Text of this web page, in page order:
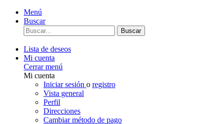
Menú
Buscar
Buscar
Lista de deseos
Mi cuenta
Cerrar menú
Mi cuenta
Iniciar sesión o registro
Vista general
Perfil
Direcciones
Cambiar método de pago